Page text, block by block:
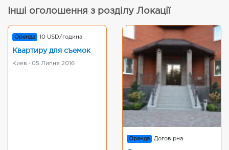
Інші оголошення з розділу Локації
Оренда 10 USD/година
Квартиру для съемок
Киев · 05 Липня 2016
Оренда Договірна